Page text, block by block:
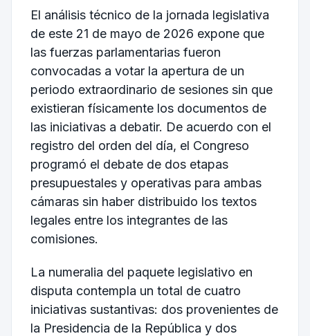
El análisis técnico de la jornada legislativa
de este 21 de mayo de 2026 expone que
las fuerzas parlamentarias fueron
convocadas a votar la apertura de un
periodo extraordinario de sesiones sin que
existieran físicamente los documentos de
las iniciativas a debatir. De acuerdo con el
registro del orden del día, el Congreso
programó el debate de dos etapas
presupuestales y operativas para ambas
cámaras sin haber distribuido los textos
legales entre los integrantes de las
comisiones.
La numeralia del paquete legislativo en
disputa contempla un total de cuatro
iniciativas sustantivas: dos provenientes de
la Presidencia de la República y dos